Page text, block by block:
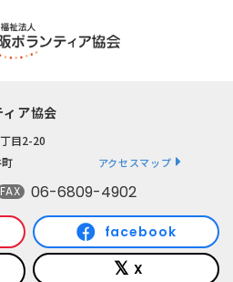
ア協会
目2-20
アクセスマップ
FAX 06-6809-4902
facebook
X